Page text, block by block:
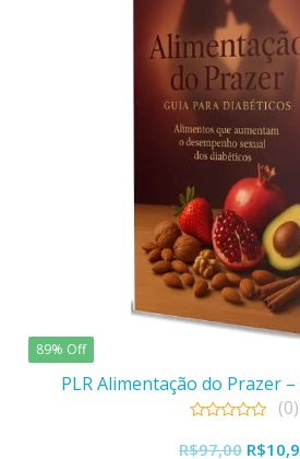
89% Off
PLR Alimentação do Prazer
out
(0)
R$97,00 O
R$